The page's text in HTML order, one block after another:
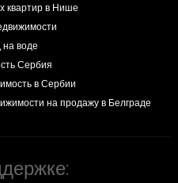
квартир в Нише
на воде
Сербия
в Сербии
на продажу в Белграде